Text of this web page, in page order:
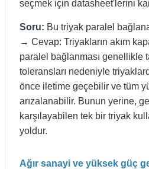
seçmek için datasheet'lerini
Soru: Bu triyak paralel
→ Cevap: Triyakların akım
paralel bağlanması genellikle
toleransları nedeniyle
önce iletime geçebilir ve tüm
arızalanabilir. Bunun yerine,
karşılayabilen tek bir triyak
yoldur.
Ağır sanayi ve yüksek güç